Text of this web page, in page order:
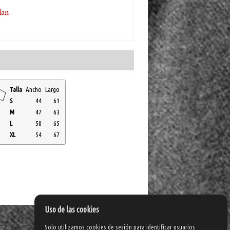
Talla Ancho Largo
S
44
61
M
47
63
L
50
65
XL
54 67
Uso de las cookies
Solo utilizamos cookies de sesión para identificar usuarios